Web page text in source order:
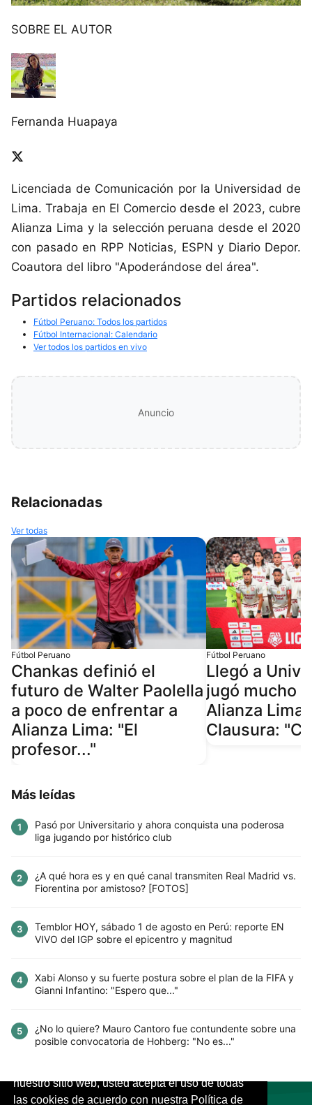
Este sitio utiliza cookies para mejorar la
nuestro sitio web, usted acepta el uso de todas
las cookies de acuerdo con nuestra Política de
SOBRE EL AUTOR
Fernanda Huapaya
Licenciada de Comunicación por la Universidad de
Lima. Trabaja en El Comercio desde el 2023, cubre
Alianza Lima y la selección peruana desde el 2020
con pasado en RPP Noticias, ESPN y Diario Depor.
Coautora del libro "Apoderándose del área".
Partidos relacionados
Fútbol Peruano: Todos los partidos
Fútbol Internacional: Calendario
Ver todos los partidos en vivo
Anuncio
Relacionadas
Ver todas
Fútbol Peruano
Chankas definió el
futuro de Walter Paolella
a poco de enfrentar a
Alianza Lima: "El
profesor..."
Fútbol Peruano
Llegó a
jugó mucho
Alianza Lima
Clausura:
Más leídas
1
Pasó por Universitario y ahora conquista una poderosa
liga jugando por histórico club
2
¿A qué hora es y en qué canal transmiten Real Madrid vs.
Fiorentina por amistoso? [FOTOS]
3
Temblor HOY, sábado 1 de agosto en Perú: reporte EN
VIVO del IGP sobre el epicentro y magnitud
4
Xabi Alonso y su fuerte postura sobre el plan de la FIFA y
Gianni Infantino: "Espero que..."
5
¿No lo quiere? Mauro Cantoro fue contundente sobre una
posible convocatoria de Hohberg: "No es..."